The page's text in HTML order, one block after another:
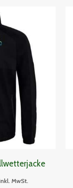
44,09€
bis
MwSt.